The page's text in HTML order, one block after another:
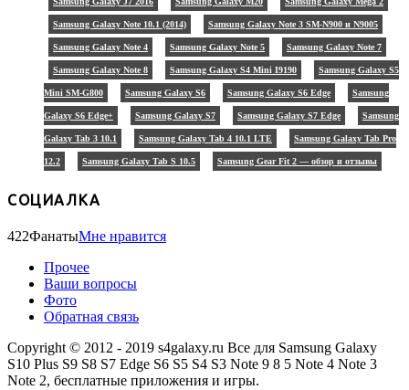
Samsung Galaxy Note 10.1 (2014) Samsung Galaxy Note 3 SM-N900 и N9005
Samsung Galaxy Note 4 Samsung Galaxy Note 5 Samsung Galaxy Note 7
Samsung Galaxy Note 8 Samsung Galaxy S4 Mini I9190 Samsung Galaxy S5
Mini SM-G800 Samsung Galaxy S6 Samsung Galaxy S6 Edge Samsung
Galaxy S6 Edge+ Samsung Galaxy S7 Samsung Galaxy S7 Edge Samsung
Galaxy Tab 3 10.1 Samsung Galaxy Tab 4 10.1 LTE Samsung Galaxy Tab Pro
12.2 Samsung Galaxy Tab S 10.5 Samsung Gear Fit 2 — обзор и отзывы
СОЦИАЛКА
422ФанатыМне нравится
Прочее
Ваши вопросы
Фото
Обратная связь
Copyright © 2012 - 2019 s4galaxy.ru Все для Samsung Galaxy
S10 Plus S9 S8 S7 Edge S6 S5 S4 S3 Note 9 8 5 Note 4 Note 3
Note 2, бесплатные приложения и игры.